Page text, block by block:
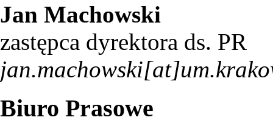
Jan Machowski
zastępca dyrektora ds. PR
Biuro Prasowe